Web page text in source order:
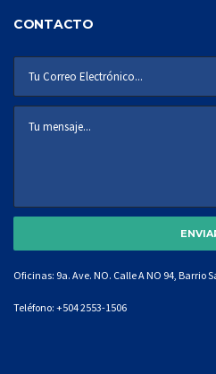
CONTACTO
Oficinas: 9a. Ave. NO. Calle A NO 94, Barrio
Teléfono: +504 2553-1506